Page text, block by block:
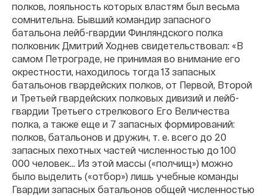
полков, лояльность которых властям был весьма
сомнительна. Бывший командир запасного
батальона лейб-гвардии Финляндского полка
полковник Дмитрий Ходнев свидетельствовал: «В
самом Петрограде, не принимая во внимание его
окрестности, находилось тогда 13 запасных
батальонов гвардейских полков, от Первой, Второй
и Третьей гвардейских полковых дивизий и лейб-
гвардии Третьего стрелкового Его Величества
полка, а также еще и 7 запасных формирований:
полков, батальонов и дружин, т. е. всего до 20
запасных пехотных частей численностью до 100
000 человек… Из этой массы («полчищ») можно
было выделить («отбор») лишь учебные команды
Гвардии запасных батальонов общей численностью